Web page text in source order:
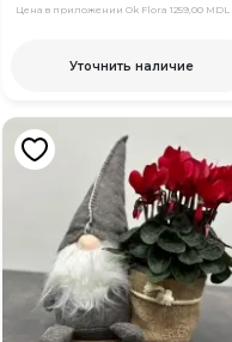
Цена в приложении Ok Flora 1259,00 MDL
Уточнить наличие